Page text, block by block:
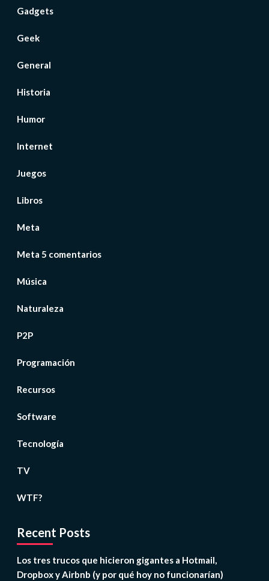
Gadgets
Geek
General
Historia
Humor
Internet
Juegos
Libros
Meta
Meta 5 comentarios
Música
Naturaleza
P2P
Programación
Recursos
Software
Tecnología
TV
WTF?
Recent Posts
Los tres trucos que hicieron gigantes a Hotmail,
Dropbox y Airbnb (y por qué hoy no funcionarían)